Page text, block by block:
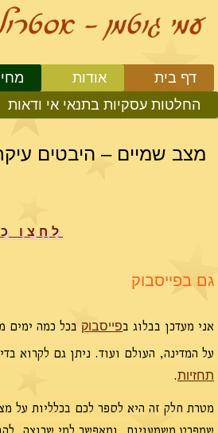
דף בית אודות
החלטות עסקיות בתנאי אי ודאות
מצב שמיים – היבטים
לחצו
גם בפייסבוק
אני מעדכן בבלוג בפייסבוק בכל כמה ימים
על המדינה, העולם ועוד. ניתן גם לקרוא
תחזיות.
מטרת חלק זה היא לספר לכם בכלליות על